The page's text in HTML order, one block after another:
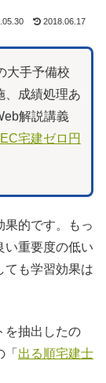
2018.06.17
手予備校
、成績処理あ
解説講義
宅建ゼロ円
果的です。もっ
い重要度の低い
ても学習効果は
を抽出したの
出る順宅建士